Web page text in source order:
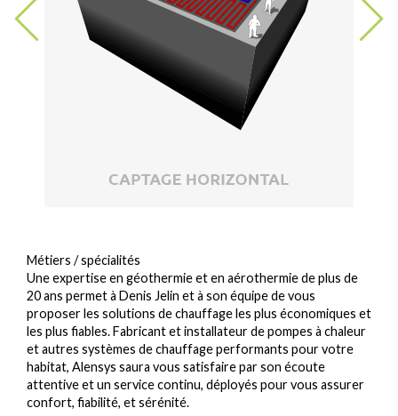
Métiers / spécialités
Une expertise en géothermie et en aérothermie de plus de
20 ans permet à Denis Jelin et à son équipe de vous
proposer les solutions de chauffage les plus économiques et
les plus fiables. Fabricant et installateur de pompes à chaleur
et autres systèmes de chauffage performants pour votre
habitat, Alensys saura vous satisfaire par son écoute
attentive et un service continu, déployés pour vous assurer
confort, fiabilité, et sérénité.